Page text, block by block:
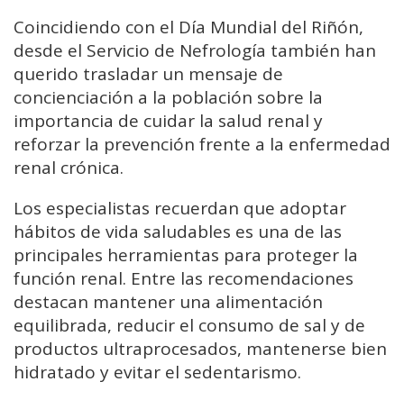
Coincidiendo con el Día Mundial del Riñón,
desde el Servicio de Nefrología también han
querido trasladar un mensaje de
concienciación a la población sobre la
importancia de cuidar la salud renal y
reforzar la prevención frente a la enfermedad
renal crónica.
Los especialistas recuerdan que adoptar
hábitos de vida saludables es una de las
principales herramientas para proteger la
función renal. Entre las recomendaciones
destacan mantener una alimentación
equilibrada, reducir el consumo de sal y de
productos ultraprocesados, mantenerse bien
hidratado y evitar el sedentarismo.